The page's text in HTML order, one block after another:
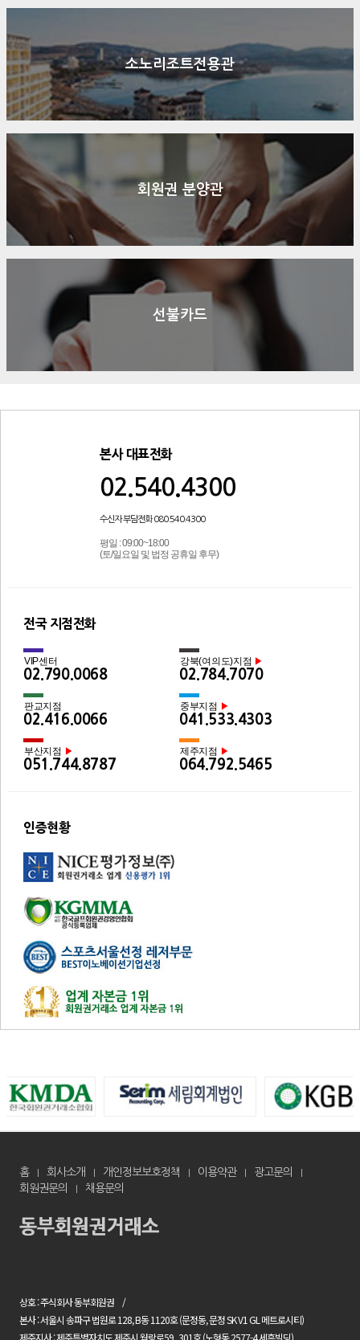
소노리조트전용관
회원권 분양관
선불카드
본사 대표전화
02.540.4300
수신자 부담전화 080.540.4300
평일 : 09:00~18:00
(토/일요일 및 법정 공휴일 후무)
전국 지점전화
VIP센터
02.790.0068
강북(여의도)지점 ▶
02.784.7070
판교지점
02.416.0066
중부지점 ▶
041.533.4303
부산지점 ▶
051.744.8787
제주지점 ▶
064.792.5465
인증현황
홈 회사소개 개인정보보호정책 이용약관
광고문의
회원권문의
채용문의
상호 : 주식회사 동부회원권
본사 : 서울시 송파구 법원로 128, B동 1120호 (문정동, 문정 SK V1 GL 메트로시티)
제주지사 : 제주특별자치도 제주시 월랑로59 , 301호 (노형동 2577-4 세흔빌딩)